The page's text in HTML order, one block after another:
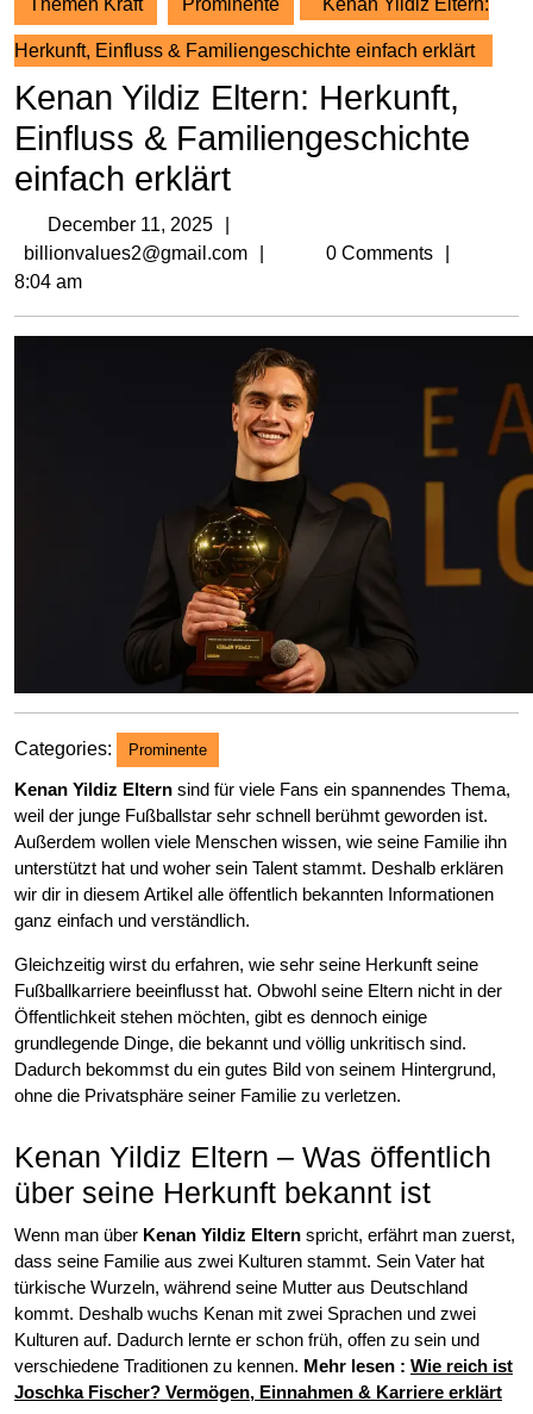
Themen Kraft Prominente Kenan Yildiz Eltern:
Herkunft, Einfluss & Familiengeschichte einfach erklärt
Kenan Yildiz Eltern: Herkunft,
Einfluss & Familiengeschichte
einfach erklärt
December 11, 2025
11,
billionvalues2@gmail.com billionvalues2@gmail.com
0 Comments
8:04 am
Categories: Prominente
Kenan Yildiz Eltern sind für viele Fans ein spannendes Thema,
weil der junge Fußballstar sehr schnell berühmt geworden ist.
Außerdem wollen viele Menschen wissen, wie seine Familie ihn
unterstützt hat und woher sein Talent stammt. Deshalb erklären
wir dir in diesem Artikel alle öffentlich bekannten Informationen
ganz einfach und verständlich.
Gleichzeitig wirst du erfahren, wie sehr seine Herkunft seine
Fußballkarriere beeinflusst hat. Obwohl seine Eltern nicht in der
Öffentlichkeit stehen möchten, gibt es dennoch einige
grundlegende Dinge, die bekannt und völlig unkritisch sind.
Dadurch bekommst du ein gutes Bild von seinem Hintergrund,
ohne die Privatsphäre seiner Familie zu verletzen.
Kenan Yildiz Eltern – Was öffentlich
über seine Herkunft bekannt ist
Wenn man über Kenan Yildiz Eltern spricht, erfährt man zuerst,
dass seine Familie aus zwei Kulturen stammt. Sein Vater hat
türkische Wurzeln, während seine Mutter aus Deutschland
kommt. Deshalb wuchs Kenan mit zwei Sprachen und zwei
Kulturen auf. Dadurch lernte er schon früh, offen zu sein und
verschiedene Traditionen zu kennen. Mehr lesen : Wie reich ist
Joschka Fischer? Vermögen, Einnahmen & Karriere erklärt